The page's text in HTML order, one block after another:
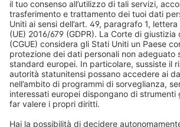
JAROLIFT
Motore radio per tenda da sole
Nm / SW78)
Motore radio per rulli scanalati da 78
Elevata forza di trazione, silenzioso e